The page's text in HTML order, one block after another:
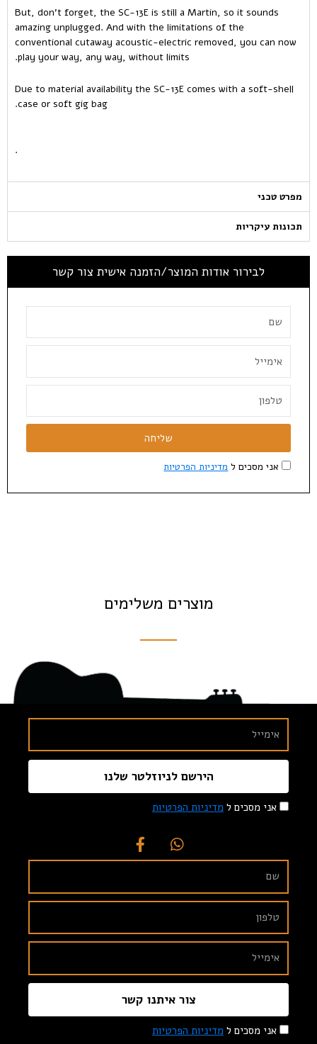
But, don’t forget, the SC-13E is still a Martin, so it sounds
amazing unplugged. And with the limitations of the
conventional cutaway acoustic-electric removed, you can now
play your way, any way, without limits.
Due to material availability the SC-13E comes with a soft-shell
case or soft gig bag.
.
מפרט טכני
תכונות עיקריות
לבירור אודות המוצר/הזמנה אישית צור קשר
אני מסכים ל מדיניות הפרטיות
שליחה
מוצרים משלימים
אני מסכים ל מדיניות הפרטיות
הירשם לניוזלטר שלנו
אני מסכים ל מדיניות הפרטיות
צור איתנו קשר